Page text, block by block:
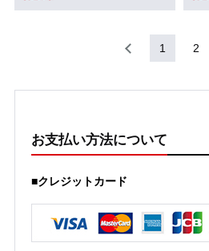
1 2
お支払い方法について
■クレジットカード